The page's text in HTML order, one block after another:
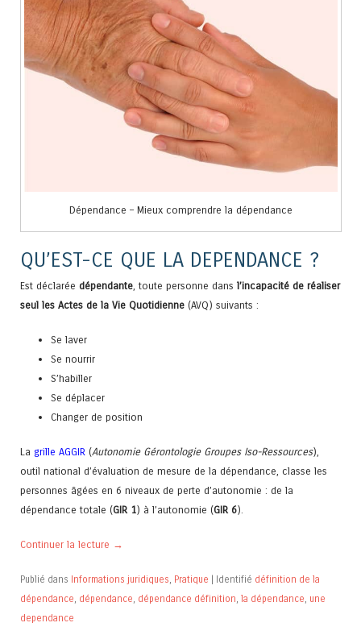
Dépendance – Mieux comprendre la dépendance
QU’EST-CE QUE LA DEPENDANCE ?
Est déclarée dépendante , toute personne dans l’incapacité de réaliser
seul les Actes de la Vie Quotidienne (AVQ) suivants :
Se laver
Se nourrir
S’habiller
Se déplacer
Changer de position
La grille AGGIR (Autonomie Gérontologie Groupes Iso-Ressources),
outil national d’évaluation de mesure de la dépendance, classe les
personnes âgées en 6 niveaux de perte d’autonomie : de la
dépendance totale (GIR 1) à l’autonomie (GIR 6).
Continuer la lecture →
Publié dans Informations juridiques, Pratique Identifié définition de la
dépendance, dépendance, dépendance définition, la dépendance, une
dependance